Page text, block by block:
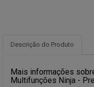
Descrição do Produto
Mais informações
Multifunções Ninja -